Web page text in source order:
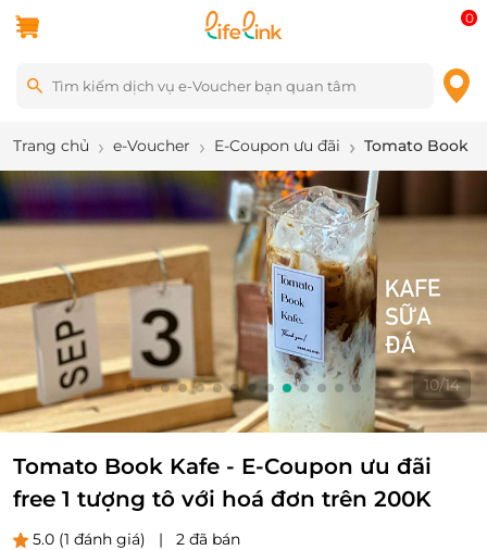
0
Trang chủ e-Voucher E-Coupon ưu đãi Tomato Book
10/14
Tomato Book Kafe - E-Coupon ưu đãi
free 1 tượng tô với hoá đơn trên 200K
5.0 (1 đánh giá) | 2 đã bán